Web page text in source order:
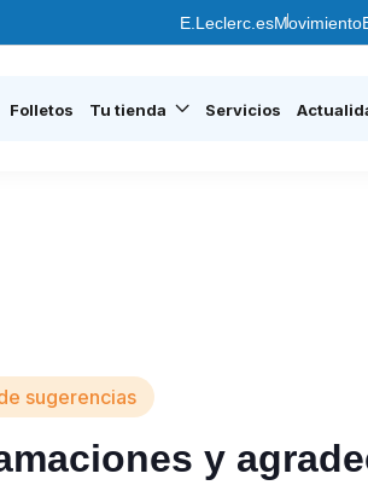
E.Leclerc.esMovimiento
Folletos Tu tienda Servicios
sugerencias
y